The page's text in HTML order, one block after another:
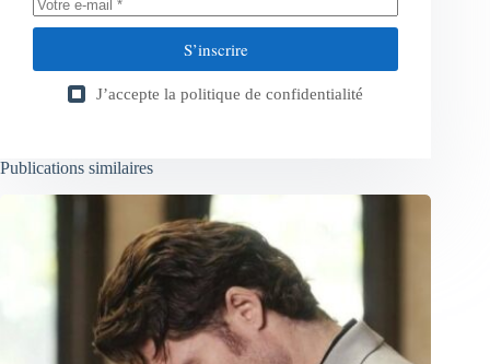
S’inscrire
J’accepte la politique de confidentialité
Publications similaires